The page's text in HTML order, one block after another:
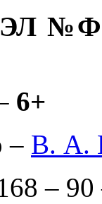
ЭЛ
6+
– В. А.
– 90